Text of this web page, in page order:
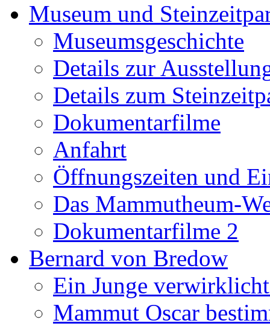
Museum und
Museumsgeschichte
Details zur
Details zum
Dokumentarfilme
Anfahrt
Öffnungszeiten und
Das Mammutheum-
Dokumentarfilme 2
Bernard von Bredow
Ein Junge
Mammut Oscar